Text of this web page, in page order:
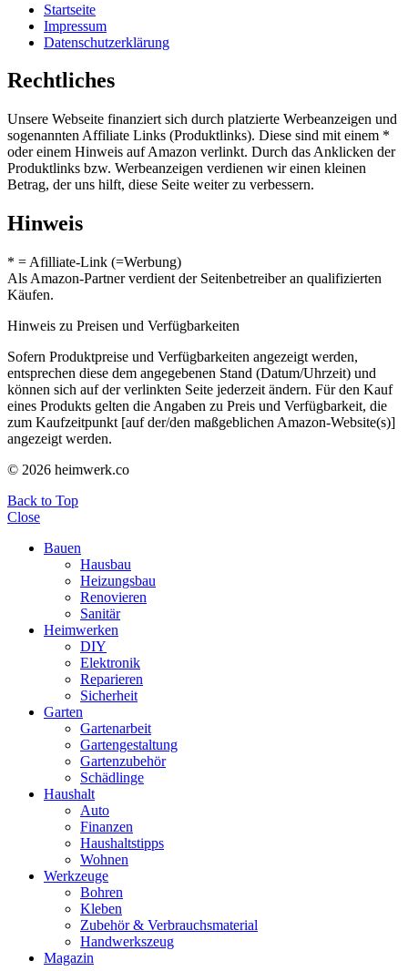
Startseite
Impressum
Datenschutzerklärung
Rechtliches
Unsere Webseite finanziert sich durch platzierte Werbeanzeigen und
sogenannten Affiliate Links (Produktlinks). Diese sind mit einem *
oder einem Hinweis auf Amazon verlinkt. Durch das Anklicken der
Produktlinks bzw. Werbeanzeigen verdienen wir einen kleinen
Betrag, der uns hilft, diese Seite weiter zu verbessern.
Hinweis
* = Afilliate-Link (=Werbung)
Als Amazon-Partner verdient der Seitenbetreiber an qualifizierten
Käufen.
Hinweis zu Preisen und Verfügbarkeiten
Sofern Produktpreise und Verfügbarkeiten angezeigt werden,
entsprechen diese dem angegebenen Stand (Datum/Uhrzeit) und
können sich auf der verlinkten Seite jederzeit ändern. Für den Kauf
eines Produkts gelten die Angaben zu Preis und Verfügbarkeit, die
zum Kaufzeitpunkt [auf der/den maßgeblichen Amazon-Website(s)]
angezeigt werden.
© 2026 heimwerk.co
Back to Top
Close
Bauen
Hausbau
Heizungsbau
Renovieren
Sanitär
Heimwerken
DIY
Elektronik
Reparieren
Sicherheit
Garten
Gartenarbeit
Gartengestaltung
Gartenzubehör
Schädlinge
Haushalt
Auto
Finanzen
Haushaltstipps
Wohnen
Werkzeuge
Bohren
Kleben
Zubehör & Verbrauchsmaterial
Handwerkszeug
Magazin